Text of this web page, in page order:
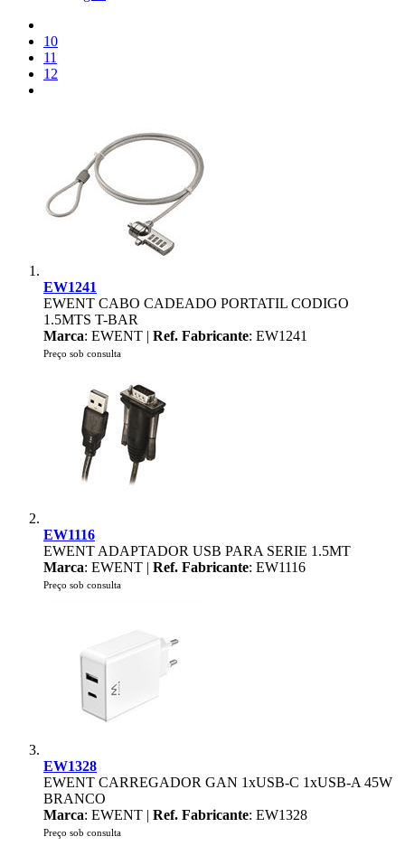
10
11
12
EW1241
EWENT CABO CADEADO PORTATIL CODIGO
1.5MTS T-BAR
Marca: EWENT | Ref. Fabricante: EW1241
Preço sob consulta
EW1116
EWENT ADAPTADOR USB PARA SERIE 1.5MT
Marca: EWENT | Ref. Fabricante: EW1116
Preço sob consulta
EW1328
EWENT CARREGADOR GAN 1xUSB-C 1xUSB-A 45W
BRANCO
Marca: EWENT | Ref. Fabricante: EW1328
Preço sob consulta